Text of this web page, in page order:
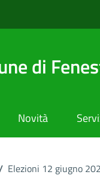
di
Novità
Elezioni 12 giugno